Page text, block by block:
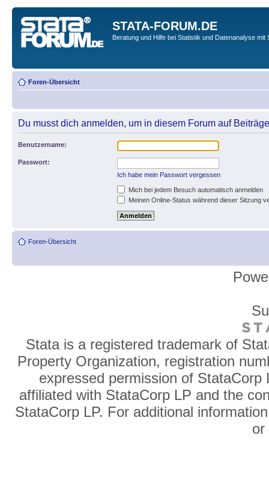
STATA-FORUM.DE
Beratung und Hilfe bei Statistik und Datenanalyse mit
Foren-Übersicht
Du musst dich anmelden, um in diesem Forum auf
Benutzername:
Passwort:
Ich habe mein Passwort vergessen
Mich bei jedem Besuch automatisch anmelden
Meinen Online-Status während dieser Sitzung
Foren-Übersicht
Stata is a registered trademark of
Property Organization, registration
expressed permission of
affiliated with StataCorp LP and the
StataCorp LP. For additional
or